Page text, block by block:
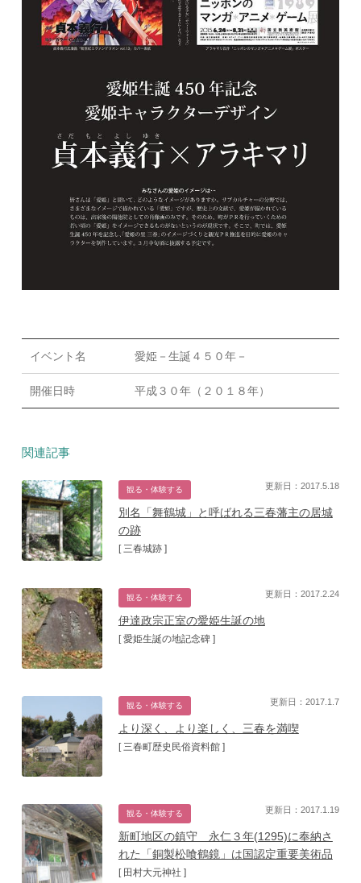
イベント名 愛姫－生誕４５０年－
開催日時 平成３０年（２０１８年）
関連記事
観る・体験する
別名「舞鶴城」と呼ばれる三春藩主の居城
の跡
[ 三春城跡 ]
更新日：2017.5.18
観る・体験する
伊達政宗正室の愛姫生誕の地
[ 愛姫生誕の地記念碑 ]
更新日：2017.2.24
観る・体験する
より深く、より楽しく、三春を満喫
[ 三春町歴史民俗資料館 ]
更新日：2017.1.7
観る・体験する
新町地区の鎮守 永仁３年(1295)に奉納さ
れた「銅製松喰鶴鏡」は国認定重要美術品
[ 田村大元神社 ]
更新日：2017.1.19